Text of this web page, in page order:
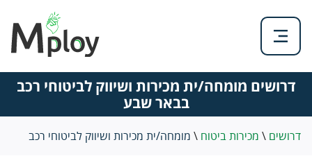
דרושים מומחה/ית מכירות ושיווק לביטוחי רכב
בבאר שבע
דרושים \ מכירות ביטוח \ מומחה/ית מכירות ושיווק לביטוחי רכב